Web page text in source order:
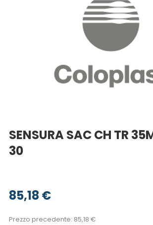
SENSURA SAC CH TR
30
85,18 €
Prezzo precedente: 85,18 €